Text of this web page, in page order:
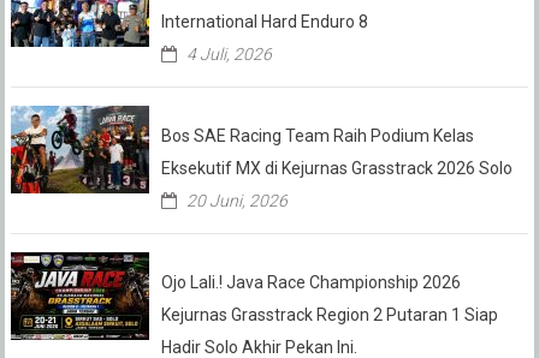
International Hard Enduro 8
4 Juli, 2026
Bos SAE Racing Team Raih Podium Kelas
Eksekutif MX di Kejurnas Grasstrack 2026 Solo
20 Juni, 2026
Ojo Lali.! Java Race Championship 2026
Kejurnas Grasstrack Region 2 Putaran 1 Siap
Hadir Solo Akhir Pekan Ini.